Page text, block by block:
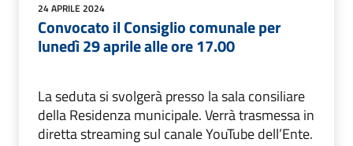
24 APRILE 2024
Convocato il Consiglio comunale per
lunedì 29 aprile alle ore 17.00
La seduta si svolgerà presso la sala consiliare
della Residenza municipale. Verrà trasmessa in
diretta streaming sul canale YouTube dell’Ente.